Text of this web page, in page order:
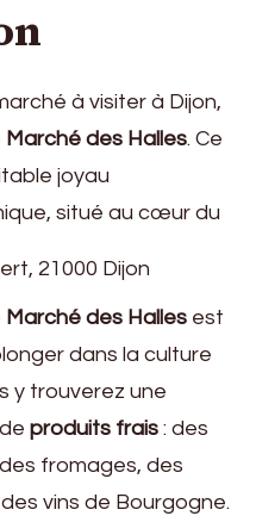
à visiter à Dijon,
Marché des Halles. Ce
joyau
situé au cœur du
21000 Dijon
Marché des Halles est
dans la culture
y trouverez une
produits frais : des
fromages, des
vins de Bourgogne.